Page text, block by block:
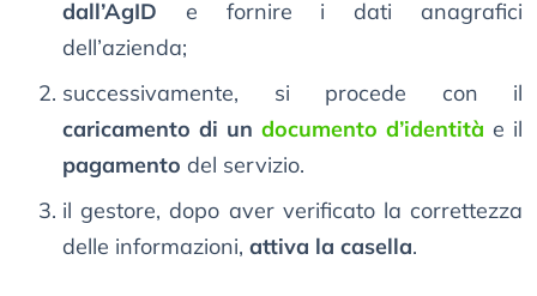
dall’AgID e fornire i dati anagrafici
dell’azienda;
successivamente, si procede con il
caricamento di un documento d’identità e il
pagamento del servizio.
il gestore, dopo aver verificato la correttezza
delle informazioni, attiva la casella.